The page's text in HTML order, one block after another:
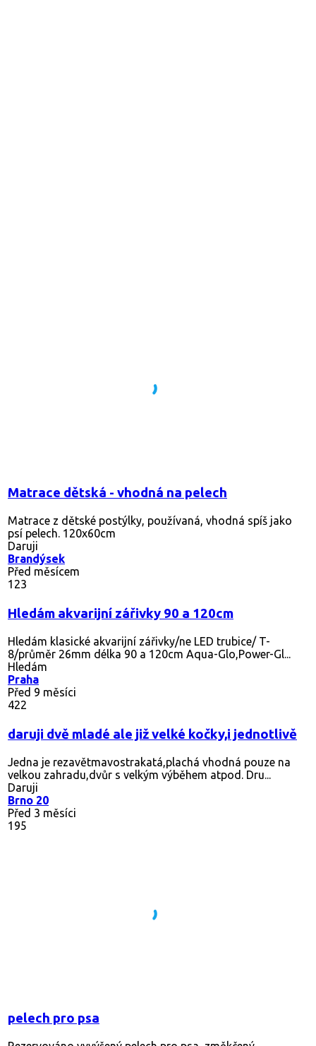
Matrace dětská - vhodná na pelech
Matrace z dětské postýlky, používaná, vhodná spíš jako
psí pelech. 120x60cm
Daruji
Brandýsek
Před měsícem
123
Hledám akvarijní zářivky 90 a 120cm
Hledám klasické akvarijní zářivky/ne LED trubice/ T-
8/průměr 26mm délka 90 a 120cm Aqua-Glo,Power-Gl...
Hledám
Praha
Před 9 měsíci
422
daruji dvě mladé ale již velké kočky,i jednotlivě
Jedna je rezavětmavostrakatá,plachá vhodná pouze na
velkou zahradu,dvůr s velkým výběhem atpod. Dru...
Daruji
Brno 20
Před 3 měsíci
195
pelech pro psa